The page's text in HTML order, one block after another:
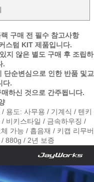
구매 전 필수 참고사항
스텀 KIT 제품입니다.
지 않은 별도 구매 후 조립하
.
단순변심으로 인한 반품 및교
다.
하신 것으로 간주됩니다.
용도: 사무용 / 기계식 / 텐키
비키스타일 / 금속하우징 /
가능 / 흡음재 / 키캡 리무버
880g / 2년 보증